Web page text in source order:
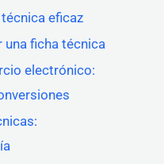
eficaz
una ficha técnica
electrónico: